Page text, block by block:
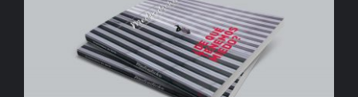
AÑADIR AL CARRITO / DETALLES